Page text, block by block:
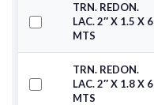
TRN. REDON.
LAC. 2″ X 1.5 X 6
MTS
TRN. REDON.
LAC. 2″ X 1.8 X 6
MTS